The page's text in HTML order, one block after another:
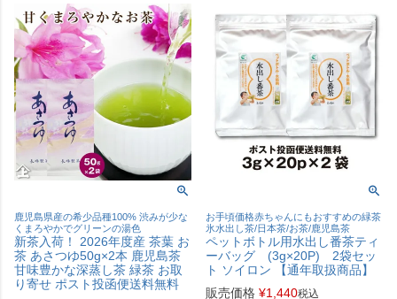
鹿児島県産の希少品種100% 渋みが少な
くまろやかでグリーンの湯色
新茶入荷！ 2026年度産 茶葉 お
茶 あさつゆ50g×2本 鹿児島茶
甘味豊かな深蒸し茶 緑茶 お取
り寄せ ポスト投函便送料無料
お手頃価格赤ちゃんにもおすすめの緑茶
氷水出し茶/日本茶/お茶/鹿児島茶
ペットボトル用水出し番茶ティ
ーバッグ (3g×20P) 2袋セッ
ト ソイロン 【通年取扱商品】
販売価格 ¥1,440税込